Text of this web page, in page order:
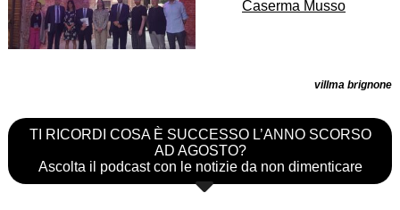
villma brignone
TI RICORDI COSA È SUCCESSO L’ANNO SCORSO
AD AGOSTO?
Ascolta il podcast con le notizie da non dimenticare